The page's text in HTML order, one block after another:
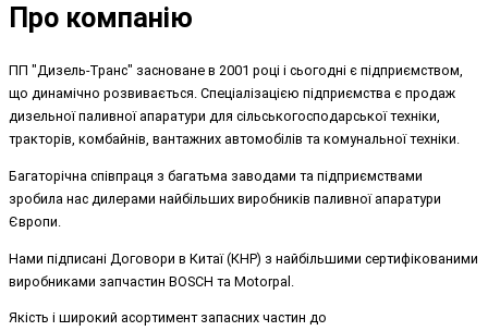
Про компанію
ПП "Дизель-Транс" засноване в 2001 році і сьогодні є підприємством,
що динамічно розвивається. Спеціалізацією підприємства є продаж
дизельної паливної апаратури для сільськогосподарської техніки,
тракторів, комбайнів, вантажних автомобілів та комунальної техніки.
Багаторічна співпраця з багатьма заводами та підприємствами
зробила нас дилерами найбільших виробників паливної апаратури
Європи.
Нами підписані Договори в Китаї (КНР) з найбільшими сертифікованими
виробниками запчастин BOSCH та Motorpal.
Якість і широкий асортимент запасних частин до